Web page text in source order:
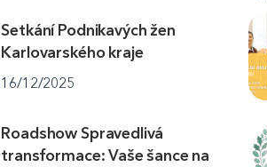
Setkání Podnikavých žen
Karlovarského kraje
16/12/2025
Roadshow Spravedlivá
transformace: Vaše šance na